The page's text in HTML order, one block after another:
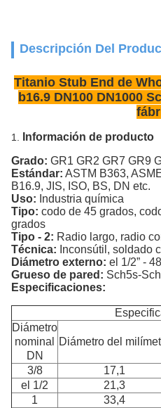
Descripción Del
Titanio Stub End de
b16.9 DN100 DN1000
1.
Información de producto
Grado: GR1 GR2 GR7 GR9
Estándar: ASTM B363,
B16.9, JIS, ISO, BS, DN etc.
Uso: Industria química
Tipo: codo de 45 grados,
grados
Tipo - 2: Radio largo, radio
Técnica: Inconsútil, soldado
Diámetro externo: el 1/2” -
Grueso de pared: Sch5s-
Especificaciones:
Diámetro
nominal
DN
Diámetro del
3/8 17,1
el 1/2
21,3
1
33,4